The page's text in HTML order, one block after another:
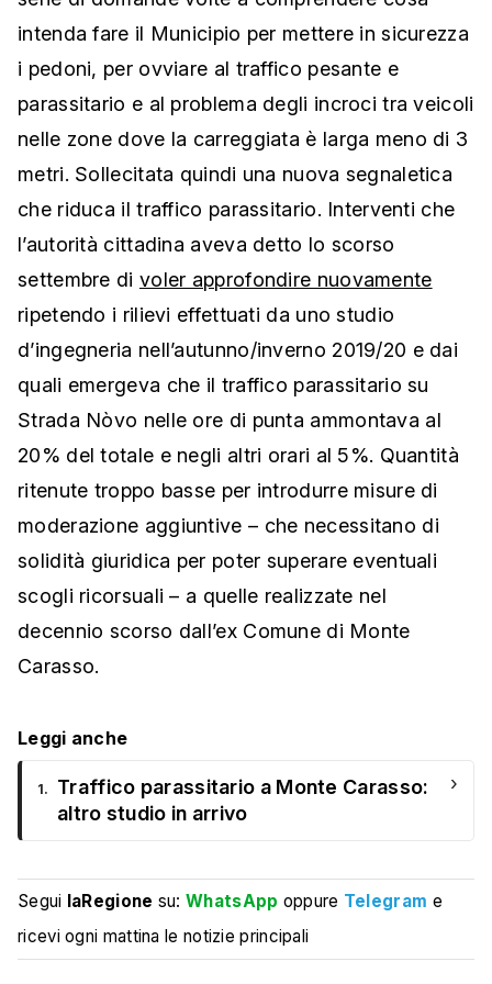
intenda fare il Municipio per mettere in sicurezza
i pedoni, per ovviare al traffico pesante e
parassitario e al problema degli incroci tra veicoli
nelle zone dove la carreggiata è larga meno di 3
metri. Sollecitata quindi una nuova segnaletica
che riduca il traffico parassitario. Interventi che
l’autorità cittadina aveva detto lo scorso
settembre di voler approfondire nuovamente
ripetendo i rilievi effettuati da uno studio
d’ingegneria nell’autunno/inverno 2019/20 e dai
quali emergeva che il traffico parassitario su
Strada Nòvo nelle ore di punta ammontava al
20% del totale e negli altri orari al 5%. Quantità
ritenute troppo basse per introdurre misure di
moderazione aggiuntive – che necessitano di
solidità giuridica per poter superare eventuali
scogli ricorsuali – a quelle realizzate nel
decennio scorso dall’ex Comune di Monte
Carasso.
Leggi anche
1.
Traffico parassitario a Monte Carasso:
altro studio in arrivo
›
Segui laRegione su:WhatsApp oppure Telegram e
ricevi ogni mattina le notizie principali